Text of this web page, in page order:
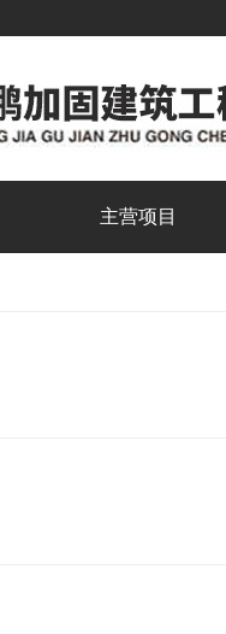
主营项目